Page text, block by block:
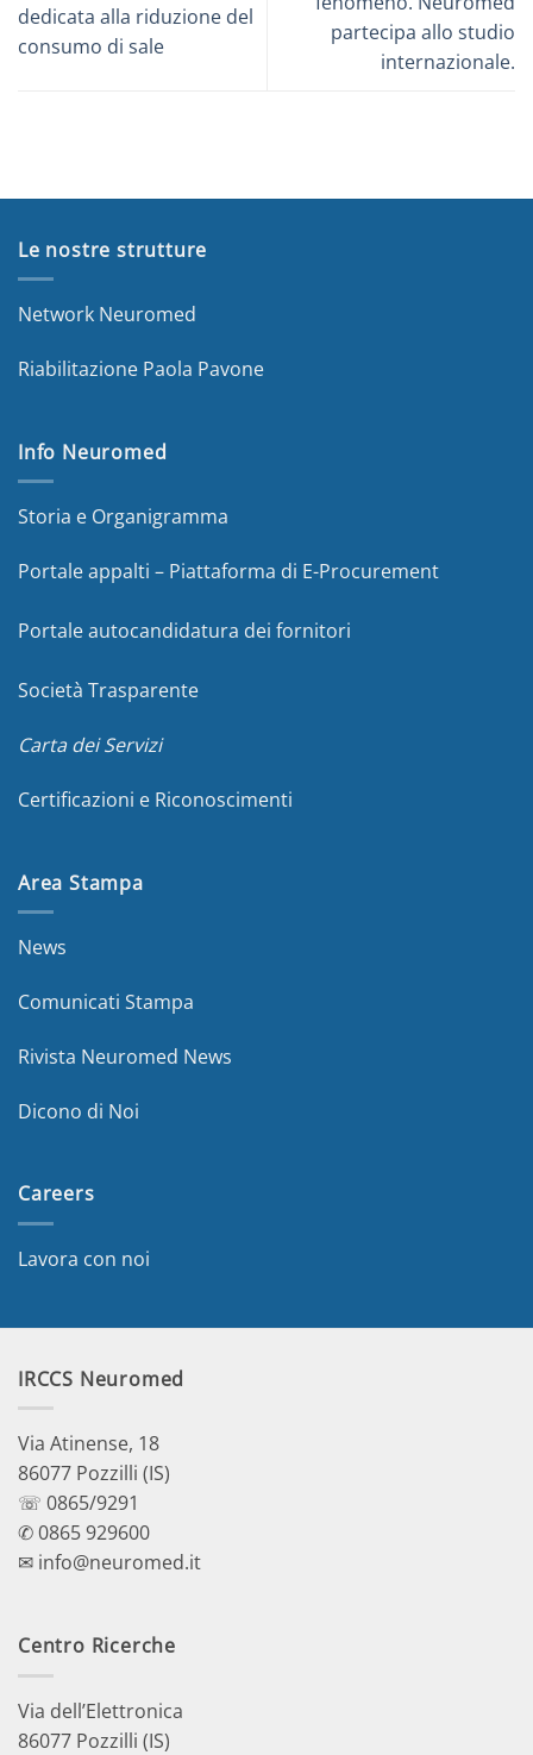
dedicata alla riduzione del
consumo di sale
partecipa allo studio
internazionale.
Le nostre strutture
Network Neuromed
Riabilitazione Paola Pavone
Info Neuromed
Storia e Organigramma
Portale appalti – Piattaforma di E-Procurement
Portale autocandidatura dei fornitori
Società Trasparente
Carta dei Servizi
Certificazioni e Riconoscimenti
Area Stampa
News
Comunicati Stampa
Rivista Neuromed News
Dicono di Noi
Careers
Lavora con noi
IRCCS Neuromed
Via Atinense, 18
86077 Pozzilli (IS)
☏ 0865/9291
✆ 0865 929600
✉ info@neuromed.it
Centro Ricerche
Via dell’Elettronica
86077 Pozzilli (IS)